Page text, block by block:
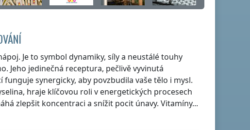
Je to symbol dynamiky, síly a neustálé touhy
Jeho jedinečná receptura, pečlivě vyvinutá
synergicky, aby povzbudila vaše tělo i mysl.
hraje klíčovou roli v energetických procesech
zlepšit koncentraci a snížit pocit únavy. Vitamíny...